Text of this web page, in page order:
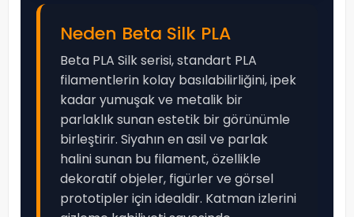
Neden Beta Silk PLA
Beta PLA Silk serisi, standart PLA
filamentlerin kolay basılabilirliğini, ipek
kadar yumuşak ve metalik bir
parlaklık sunan estetik bir görünümle
birleştirir. Siyahın en asil ve parlak
halini sunan bu filament, özellikle
dekoratif objeler, figürler ve görsel
prototipler için idealdir. Katman izlerini